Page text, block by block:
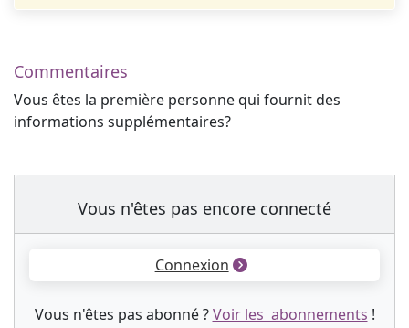
Commentaires
Vous êtes la première personne qui fournit des
informations supplémentaires?
Vous n'êtes pas encore connecté
Connexion
Vous n'êtes pas abonné ?Voir les abonnements !